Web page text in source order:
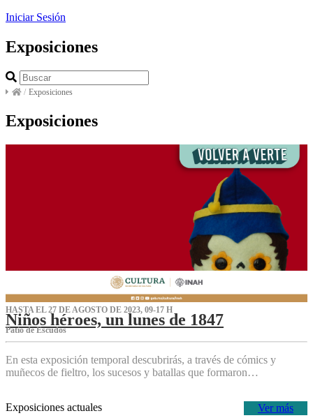
Iniciar Sesión
Exposiciones
/ Exposiciones
Exposiciones
HASTA EL 27 DE AGOSTO DE 2023, 09-17 H
Niños héroes, un lunes de 1847
Patio de Escudos
En esta exposición temporal descubrirás, a través de cómics y
muñecos de fieltro, los sucesos y batallas que formaron…
Ver más
Exposiciones actuales